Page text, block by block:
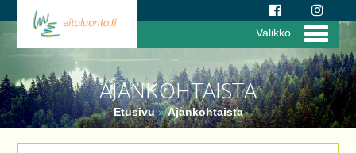
AJANKOHTAISTA
Etusivu»Ajankohtaista
Valikko